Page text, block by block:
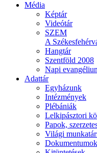
Média
Képtár
Videótár
SZEM
A
Hangtár
Szentföld 2008
Napi
Adattár
Egyházunk
Intézmények
Plébániák
Lelkipásztori
Papok,
Világi
Dokumentumok